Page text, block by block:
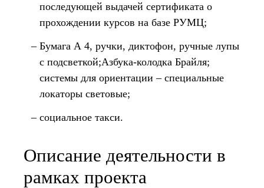
последующей выдачей сертификата о
прохождении курсов на базе РУМЦ;
Бумага А 4, ручки, диктофон, ручные лупы
с подсветкой;Азбука-колодка Брайля;
системы для ориентации – специальные
локаторы световые;
социальное такси.
Описание деятельности в
рамках проекта